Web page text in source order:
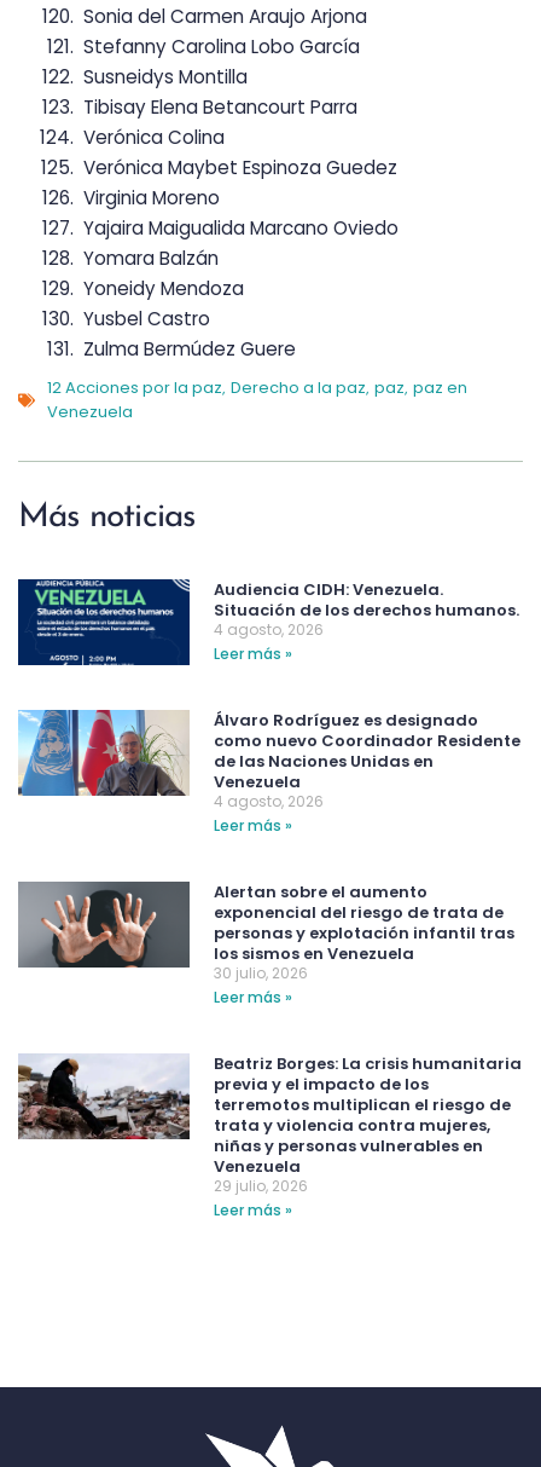
Sonia del Carmen Araujo Arjona
Stefanny Carolina Lobo García
Susneidys Montilla
Tibisay Elena Betancourt Parra
Verónica Colina
Verónica Maybet Espinoza Guedez
Virginia Moreno
Yajaira Maigualida Marcano Oviedo
Yomara Balzán
Yoneidy Mendoza
Yusbel Castro
Zulma Bermúdez Guere
12 Acciones por la paz, Derecho a la paz, paz, paz en
Venezuela
Más noticias
Audiencia CIDH: Venezuela.
Situación de los derechos humanos.
4 agosto, 2026
Leer más »
Álvaro Rodríguez es designado
como nuevo Coordinador Residente
de las Naciones Unidas en
Venezuela
4 agosto, 2026
Leer más »
Alertan sobre el aumento
exponencial del riesgo de trata de
personas y explotación infantil tras
los sismos en Venezuela
30 julio, 2026
Leer más »
Beatriz Borges: La crisis humanitaria
previa y el impacto de los
terremotos multiplican el riesgo de
trata y violencia contra mujeres,
niñas y personas vulnerables en
Venezuela
29 julio, 2026
Leer más »